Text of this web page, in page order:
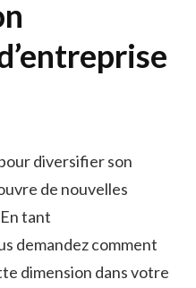
diversifier son
de nouvelles
tant
demandez comment
dimension dans votre